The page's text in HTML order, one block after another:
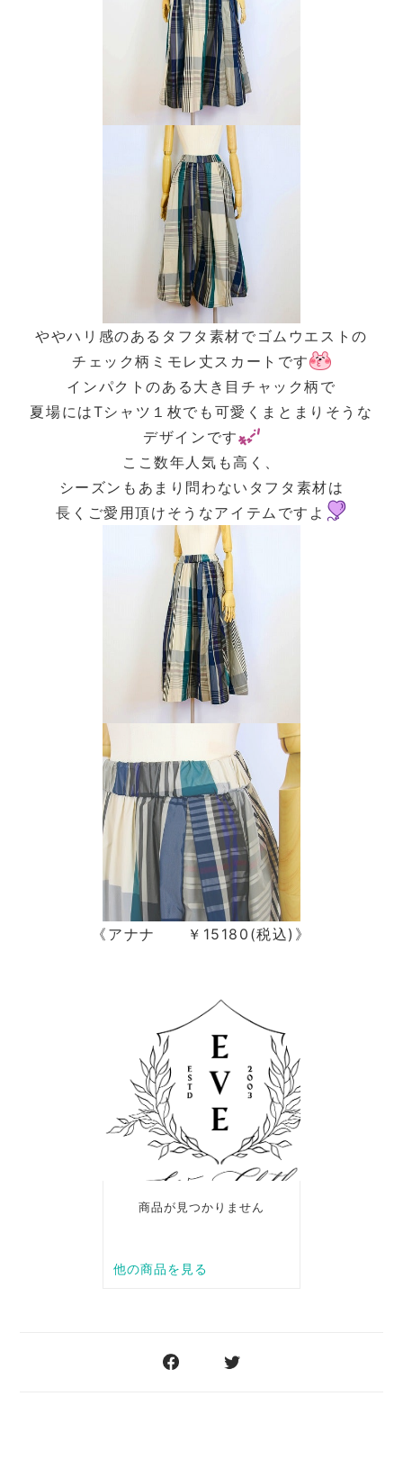
ややハリ感のあるタフタ素材でゴムウエストの
チェック柄ミモレ丈スカートです
インパクトのある大き目チャック柄で
夏場にはTシャツ１枚でも可愛くまとまりそうな
デザインです
ここ数年人気も高く、
シーズンもあまり問わないタフタ素材は
長くご愛用頂けそうなアイテムですよ
《アナナ ￥15180(税込)》